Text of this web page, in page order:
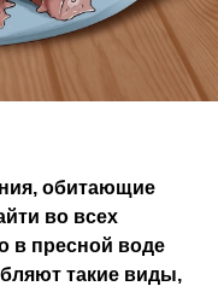
обитающие
во всех
в пресной воде
такие виды,